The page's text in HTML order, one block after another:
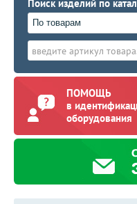
Поиск изделий по
По товарам
ПОМОЩЬ
в
оборудования